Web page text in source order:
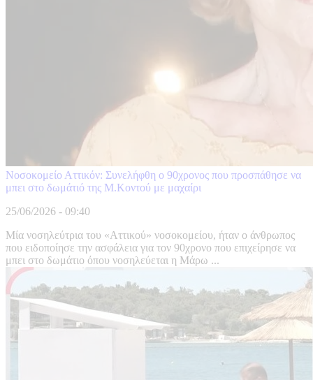
Νοσοκομείο Αττικόν: Συνελήφθη ο 90χρονος που προσπάθησε να
μπει στο δωμάτιό της Μ.Κοντού με μαχαίρι
25/06/2026 - 09:40
Μία νοσηλεύτρια του «Αττικού» νοσοκομείου, ήταν ο άνθρωπος
που ειδοποίησε την ασφάλεια για τον 90χρονο που επιχείρησε να
μπει στο δωμάτιο όπου νοσηλεύεται η Μάρω ...